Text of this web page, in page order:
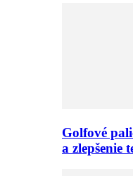
Golfové
a zlepšenie